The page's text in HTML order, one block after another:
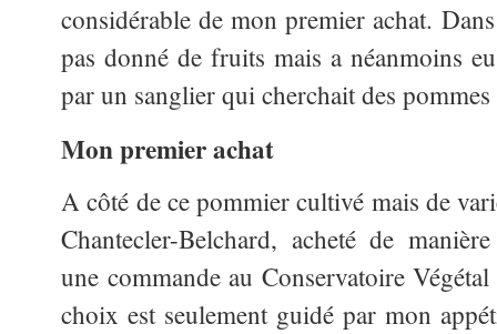
considérable de mon premier achat.
pas donné de fruits mais a néanmoins
par un sanglier qui cherchait des
Mon premier achat
A côté de ce pommier cultivé mais de
Chantecler-Belchard, acheté de
une commande au Conservatoire
choix est seulement guidé par mon